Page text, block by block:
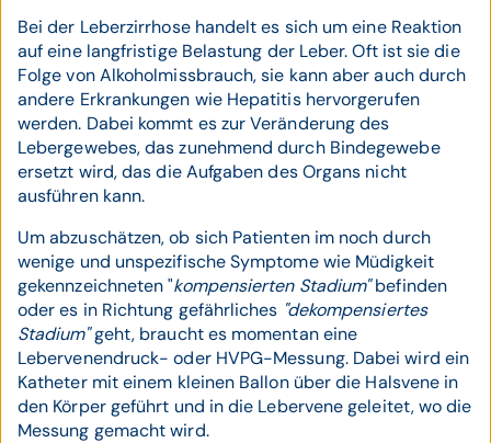
Bei der Leberzirrhose handelt es sich um eine Reaktion
auf eine langfristige Belastung der Leber. Oft ist sie die
Folge von Alkoholmissbrauch, sie kann aber auch durch
andere Erkrankungen wie Hepatitis hervorgerufen
werden. Dabei kommt es zur Veränderung des
Lebergewebes, das zunehmend durch Bindegewebe
ersetzt wird, das die Aufgaben des Organs nicht
ausführen kann.
Um abzuschätzen, ob sich Patienten im noch durch
wenige und unspezifische Symptome wie Müdigkeit
gekennzeichneten "kompensierten Stadium"befinden
oder es in Richtung gefährliches "dekompensiertes
Stadium"geht, braucht es momentan eine
Lebervenendruck- oder HVPG-Messung. Dabei wird ein
Katheter mit einem kleinen Ballon über die Halsvene in
den Körper geführt und in die Lebervene geleitet, wo die
Messung gemacht wird.